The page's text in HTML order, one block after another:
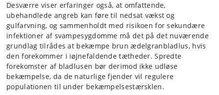
Desværre viser erfaringer også, at omfattende,
ubehandlede angreb kan føre til nedsat vækst og
gulfarvning, og sammenholdt med risikoen for sekundære
infektioner af svampe­sygdomme må det på det nuværende
grundlag tilrådes at bekæmpe brun ædelgranbladlus, hvis
den forekommer i iøjnefaldende tætheder. Spredte
forekomster af bladlusen bør derimod ikke udløse
bekæmpelse, da de naturlige fjender vil regulere
populationen til under bekæmpelsestærsklen.